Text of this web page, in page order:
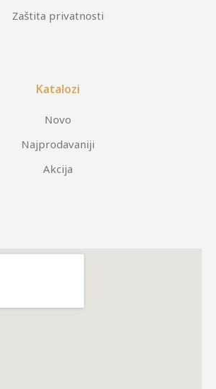
Zaštita privatnosti
Katalozi
Novo
Najprodavaniji
Akcija